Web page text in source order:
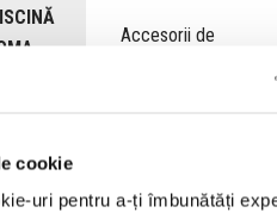
cookie
uri pentru a-ți îmbunătăți
Accesorii de
fără capacitatea